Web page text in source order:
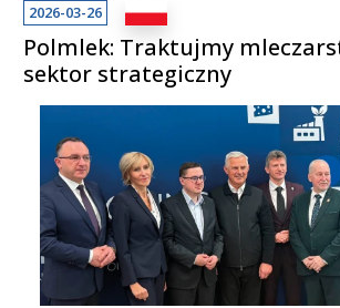
2026-03-26
Polmlek: Traktujmy
sektor strategiczny